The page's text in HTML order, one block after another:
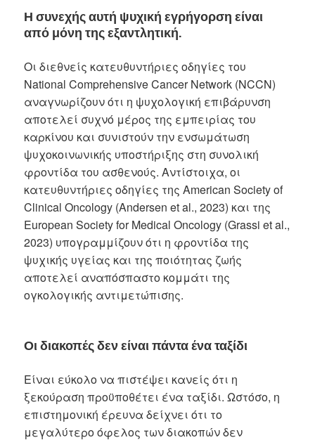
Η συνεχής αυτή ψυχική εγρήγορση είναι
από μόνη της εξαντλητική.
Οι διεθνείς κατευθυντήριες οδηγίες του
National Comprehensive Cancer Network (NCCN)
αναγνωρίζουν ότι η ψυχολογική επιβάρυνση
αποτελεί συχνό μέρος της εμπειρίας του
καρκίνου και συνιστούν την ενσωμάτωση
ψυχοκοινωνικής υποστήριξης στη συνολική
φροντίδα του ασθενούς. Αντίστοιχα, οι
κατευθυντήριες οδηγίες της American Society of
Clinical Oncology (Andersen et al., 2023) και της
European Society for Medical Oncology (Grassi et al.,
2023) υπογραμμίζουν ότι η φροντίδα της
ψυχικής υγείας και της ποιότητας ζωής
αποτελεί αναπόσπαστο κομμάτι της
ογκολογικής αντιμετώπισης.
Οι διακοπές δεν είναι πάντα ένα ταξίδι
Είναι εύκολο να πιστέψει κανείς ότι η
ξεκούραση προϋποθέτει ένα ταξίδι. Ωστόσο, η
επιστημονική έρευνα δείχνει ότι το
μεγαλύτερο όφελος των διακοπών δεν